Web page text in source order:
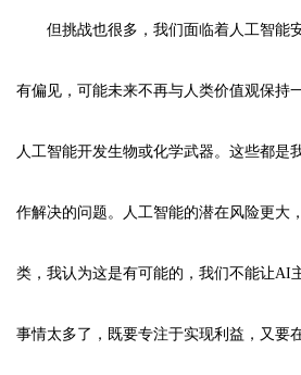
但挑战也很多，我们面临着人工智能
有偏见，可能未来不再与人类价值观保持
人工智能开发生物或化学武器。这些都是
作解决的问题。人工智能的潜在风险更大
类，我认为这是有可能的，我们不能让AI
事情太多了，既要专注于实现利益，又要